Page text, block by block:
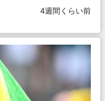
4週間くらい前